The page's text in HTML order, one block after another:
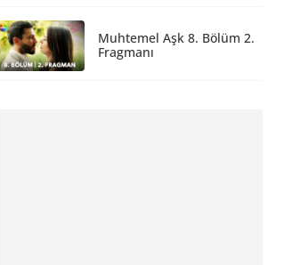
Muhtemel Aşk 8. Bölüm 2.
Fragmanı